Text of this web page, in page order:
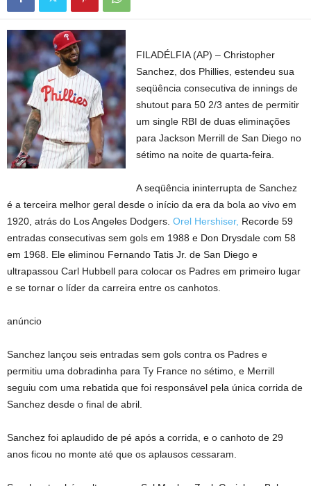
FILADÉLFIA (AP) – Christopher
Sanchez, dos Phillies, estendeu sua
seqüência consecutiva de innings de
shutout para 50 2/3 antes de permitir
um single RBI de duas eliminações
para Jackson Merrill de San Diego no
sétimo na noite de quarta-feira.
A seqüência ininterrupta de Sanchez
é a terceira melhor geral desde o início da era da bola ao vivo em
1920, atrás do Los Angeles Dodgers. Orel Hershiser, Recorde 59
entradas consecutivas sem gols em 1988 e Don Drysdale com 58
em 1968. Ele eliminou Fernando Tatis Jr. de San Diego e
ultrapassou Carl Hubbell para colocar os Padres em primeiro lugar
e se tornar o líder da carreira entre os canhotos.
anúncio
Sanchez lançou seis entradas sem gols contra os Padres e
permitiu uma dobradinha para Ty France no sétimo, e Merrill
seguiu com uma rebatida que foi responsável pela única corrida de
Sanchez desde o final de abril.
Sanchez foi aplaudido de pé após a corrida, e o canhoto de 29
anos ficou no monte até que os aplausos cessaram.